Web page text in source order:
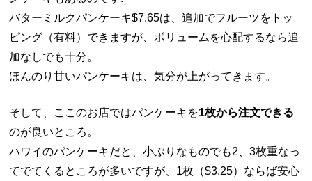
バターミルクパンケーキ$7.65は、追加でフルーツをトッ
ピング（有料）できますが、ボリュームを心配するなら追
加なしでも十分。
ほんのり甘いパンケーキは、気分が上がってきます。
そして、ここのお店ではパンケーキを1枚から注文できる
のが良いところ。
ハワイのパンケーキだと、小ぶりなものでも2、3枚重なっ
てでてくるところが多いですが、1枚（$3.25）ならば安心